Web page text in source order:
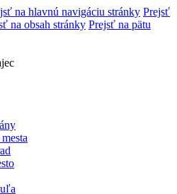
na hlavnú navigáciu stránky Prejsť
na obsah stránky Prejsť na pätu